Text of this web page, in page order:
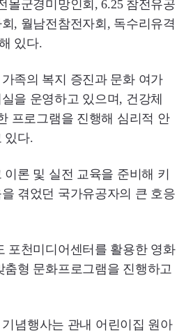
몰군경미망인회, 6.25 참전유공
, 월남전참전자회, 독수리유격
있다.
족의 복지 증진과 문화 여가
을 운영하고 있으며, 건강체
프로그램을 진행해 심리적 안
있다.
론 및 실전 교육을 준비해 키
겪었던 국가유공자의 큰 호응
포천미디어센터를 활용한 영화
춤형 문화프로그램을 진행하고
기념행사는 관내 어린이집 원아